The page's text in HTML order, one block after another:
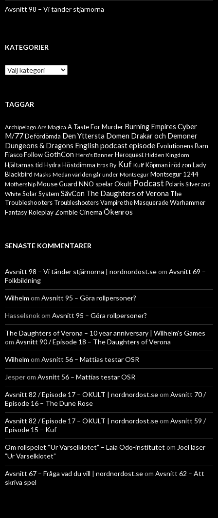
Avsnitt 98 – Vi tänder stjärnorna
KATEGORIER
Kategorier
TAGGAR
Archipelago Ars Magica A Taste For Murder Burning Empires Cyber
M/77 De fördömda Den Yttersta Domen Drakar och Demoner
Dungeons & Dragons English podcast episodeEvolutionens Barn
Fiasco FollowGothCon Hero's Banner Heroquest Hidden Kingdom
Hjältarnas tid Hydra Höstdimma Itras By Kuf Kulf Köpman i röd zon Lady
Blackbird Masks Medan världen går under Montsegur Montsegur 1244
Mothership Mouse Guard NNO spelarOkult Podcast Polaris Silver and
White Solar System SävCon The Daughters of Verona The
Troubleshooters Troubleshooters Vampire the Masquerade Warhammer
Fantasy Roleplay Zombie Cinema Ökenros
SENASTE KOMMENTARER
Avsnitt 98 – Vi tänder stjärnorna | nordnordost.seom Avsnitt 69 –
Folkbildning
Wilhelm om Avsnitt 95 – Göra rollpersoner?
Hasselsnokom Avsnitt 95 – Göra rollpersoner?
The Daughters of Verona – 10 year anniversary | Wilhelm's Games
om Avsnitt 90 / Episode 18 – The Daughters of Verona
Wilhelm om Avsnitt 56 – Mattias testar OSR
Jesperom Avsnitt 56 – Mattias testar OSR
Avsnitt 82 / Episode 17 – OKULT | nordnordost.seom Avsnitt 70 /
Episode 16 – The Dune Rose
Avsnitt 82 / Episode 17 – OKULT | nordnordost.seom Avsnitt 59 /
Episode 15 – Kuf
Om rollspelet “Ur Varselklotet” – Laia Odo-institutet om Joel läser
”Ur Varselklotet”
Avsnitt 67 – Fråga vad du vill | nordnordost.seom Avsnitt 62 – Att
skriva spel